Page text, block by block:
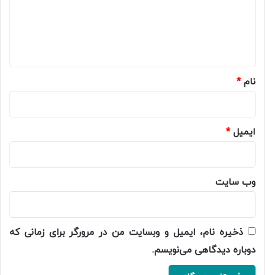
نام*
ایمیل*
وب‌ سایت
ذخیره نام، ایمیل و وبسایت من در مرورگر برای زمانی که
دوباره دیدگاهی می‌نویسم.